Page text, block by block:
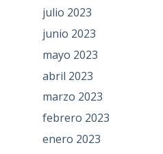
julio 2023
junio 2023
mayo 2023
abril 2023
marzo 2023
febrero 2023
enero 2023